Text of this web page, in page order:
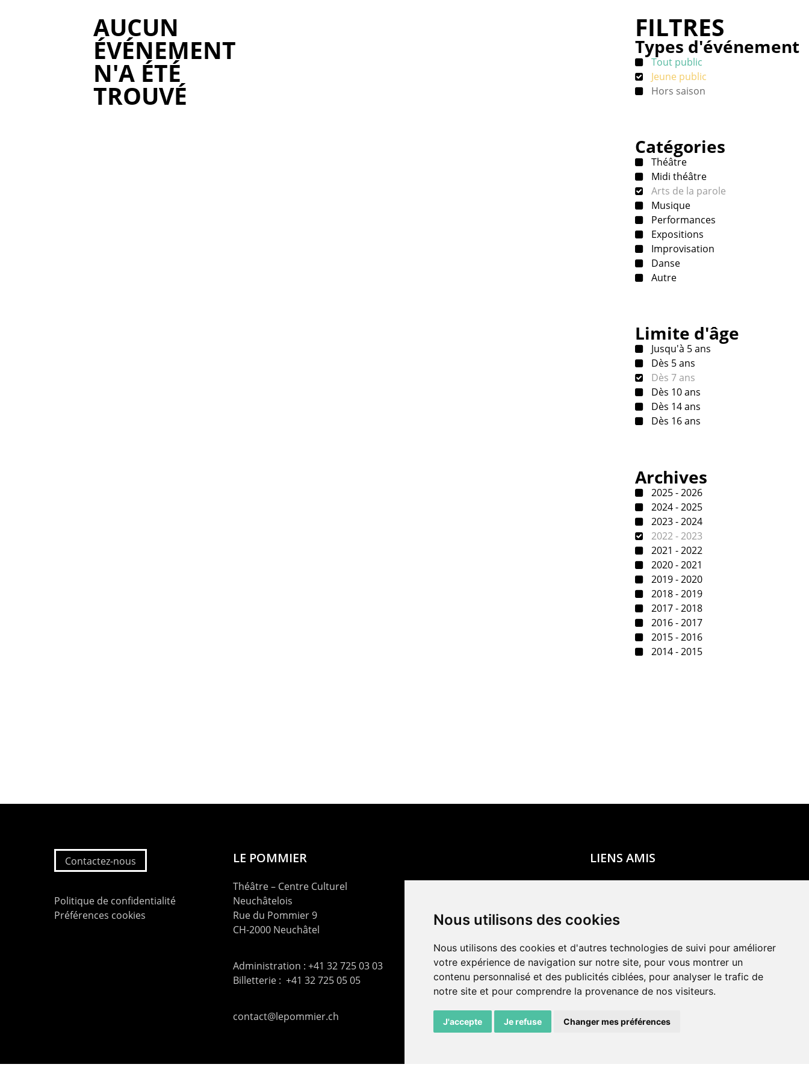
Nous utilisons des cookies
Nous utilisons des cookies et d'autres technologies de suivi pour améliorer
votre expérience de navigation sur notre site, pour vous montrer un
contenu personnalisé et des publicités ciblées, pour analyser le trafic de
notre site et pour comprendre la provenance de nos visiteurs.
J'accepte Je refuse Changer mes préférences
AUCUN
ÉVÉNEMENT
N'A ÉTÉ
TROUVÉ
FILTRES
Types d'événement
Tout public
Jeune public
Hors saison
Catégories
Théâtre
Midi théâtre
Arts de la parole
Musique
Performances
Expositions
Improvisation
Danse
Autre
Limite d'âge
Jusqu'à 5 ans
Dès 5 ans
Dès 7 ans
Dès 10 ans
Dès 14 ans
Dès 16 ans
Archives
2025 - 2026
2024 - 2025
2023 - 2024
2022 - 2023
2021 - 2022
2020 - 2021
2019 - 2020
2018 - 2019
2017 - 2018
2016 - 2017
2015 - 2016
2014 - 2015
Contactez-nous
Politique de confidentialité
Préférences cookies
LE POMMIER
Théâtre – Centre Culturel
Neuchâtelois
Rue du Pommier 9
CH-2000 Neuchâtel
Administration : +41 32 725 03 03
Billetterie : +41 32 725 05 05
contact@lepommier.ch
LIENS AMIS